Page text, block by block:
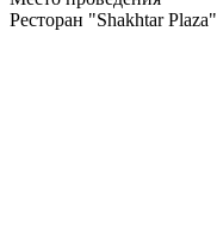
Ресторан "Shakhtar Plaza"